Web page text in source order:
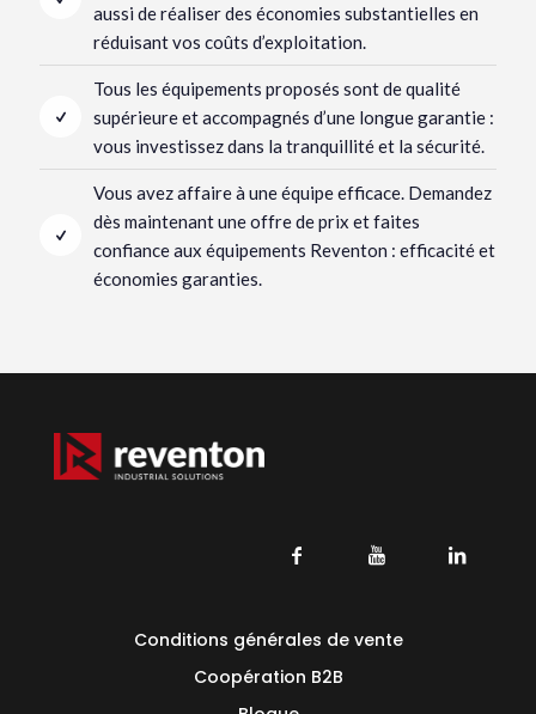
aussi de réaliser des économies substantielles en
réduisant vos coûts d’exploitation.
Tous les équipements proposés sont de qualité
supérieure et accompagnés d’une longue garantie :
vous investissez dans la tranquillité et la sécurité.
Vous avez affaire à une équipe efficace. Demandez
dès maintenant une offre de prix et faites
confiance aux équipements Reventon : efficacité et
économies garanties.
Conditions générales de vente
Coopération B2B